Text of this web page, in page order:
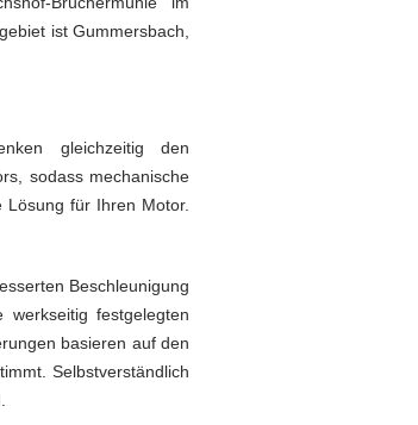
ist Gummersbach,
gleichzeitig den
sodass mechanische
für Ihren Motor.
Beschleunigung
festgelegten
basieren auf den
Selbstverständlich